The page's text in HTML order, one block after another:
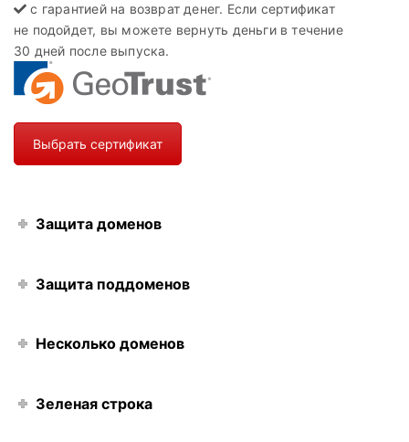
с гарантией на возврат денег. Если сертификат
не подойдет, вы можете вернуть деньги в течение
30 дней после выпуска.
Выбрать сертификат
Защита доменов
Защита поддоменов
Несколько доменов
Зеленая строка